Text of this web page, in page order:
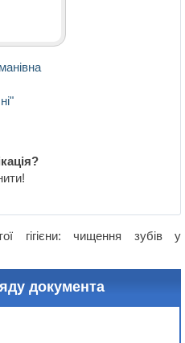
гігієни: чищення зубів у
документа